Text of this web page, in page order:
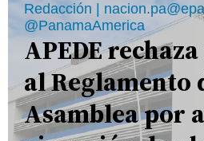
Redacción |
@PanamaAmerica
APEDE
al Reglamento
Asamblea por